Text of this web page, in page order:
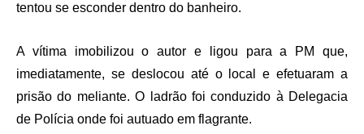
tentou se esconder dentro do banheiro.
A vítima imobilizou o autor e ligou para a PM que,
imediatamente, se deslocou até o local e efetuaram a
prisão do meliante. O ladrão foi conduzido à Delegacia
de Polícia onde foi autuado em flagrante.